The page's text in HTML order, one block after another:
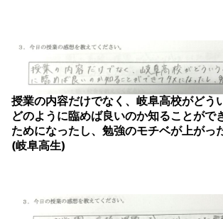
授業の内容だけでなく、岐阜高校がどう
どのように臨めば良いのか知ることがで
ためになったし、勉強のモチベが上がっ
(岐阜高生)